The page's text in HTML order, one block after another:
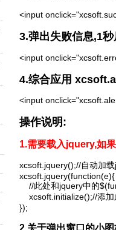
<input
3.弹出失败信息,1秒
<input
4.综合应用
<input
操作说明:
1.需要载入jquery,如
xcsoft.jquery();//自动加
xcsoft.jquery(function(e){
//此处和jquery中的
});
2.关于弹出窗口的小